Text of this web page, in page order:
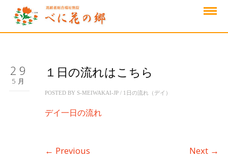
29
5月
１日の流れはこちら
POSTED BY S-MEIWAKAI-JP/ 1日の流れ（デイ）
デイ一日の流れ
← Previous Next →